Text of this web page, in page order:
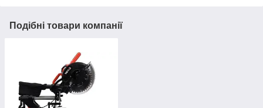
Подібні товари компанії